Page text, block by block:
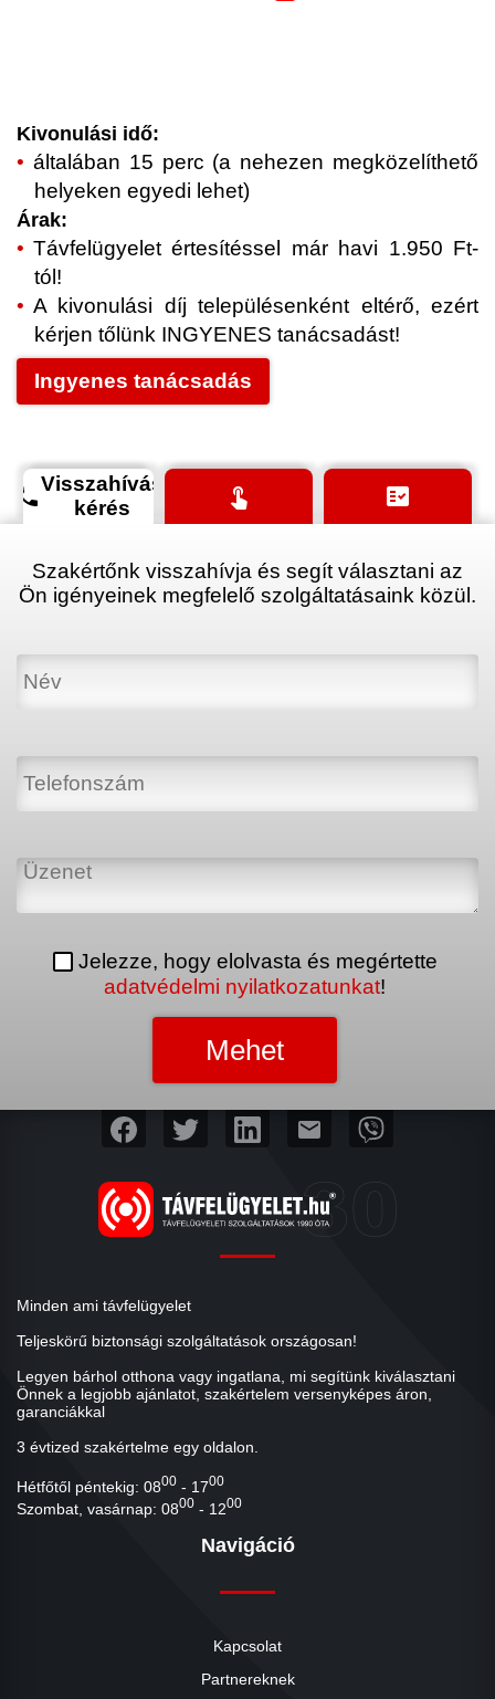
Kivonulási idő:
általában 15 perc (a nehezen megközelíthető
helyeken egyedi lehet)
Árak:
Távfelügyelet értesítéssel már havi 1.950 Ft-
tól!
A kivonulási díj településenként eltérő, ezért
kérjen tőlünk INGYENES tanácsadást!
Ingyenes tanácsadás
phoneVisszahívás
kérés
touch_app fact_check
Szakértőnk visszahívja és segít választani az
Ön igényeinek megfelelő szolgáltatásaink közül.
Jelezze, hogy elolvasta és megértette
adatvédelmi nyilatkozatunkat!
mail
Minden ami távfelügyelet
Teljeskörű biztonsági szolgáltatások országosan!
Legyen bárhol otthona vagy ingatlana, mi segítünk kiválasztani
Önnek a legjobb ajánlatot, szakértelem versenyképes áron,
garanciákkal
3 évtized szakértelme egy oldalon.
Hétfőtől péntekig: 0800 - 1700
Szombat, vasárnap: 0800 - 1200
Navigáció
Kapcsolat
Partnereknek